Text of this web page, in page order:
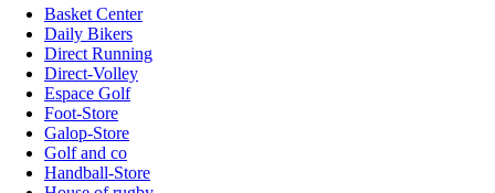
Basket Center
Daily Bikers
Direct Running
Direct-Volley
Espace Golf
Foot-Store
Galop-Store
Golf and co
Handball-Store